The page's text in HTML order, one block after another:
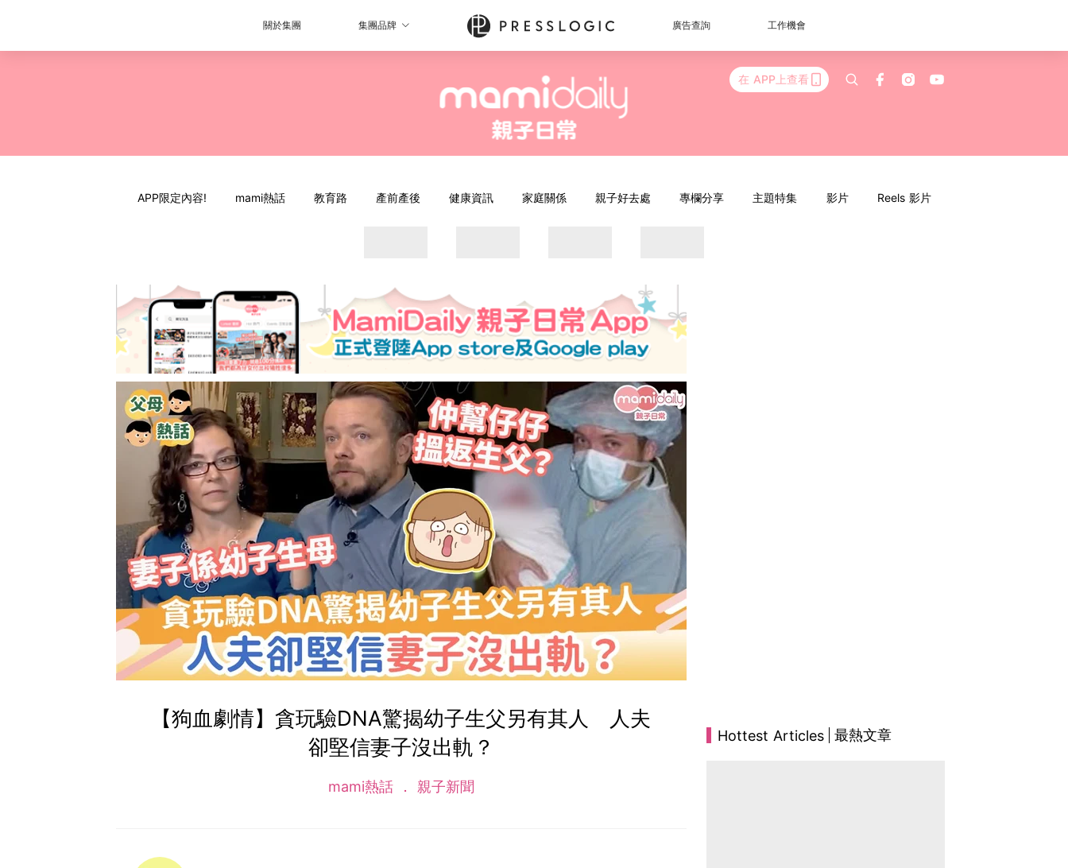
關於集團 集團品牌 廣告查詢 工作機會
在 APP上查看
APP限定內容! mami熱話 教育路 產前產後 健康資訊 家庭關係 親子好去處 專欄分享 主題特集 影片 Reels 影片
【狗血劇情】貪玩驗DNA驚揭幼子生父另有其人 人夫
卻堅信妻子沒出軌？
mami熱話 親子新聞
Hottest Articles 最熱文章